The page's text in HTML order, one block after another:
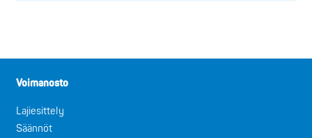
Voimanosto
Lajiesittely
Säännöt